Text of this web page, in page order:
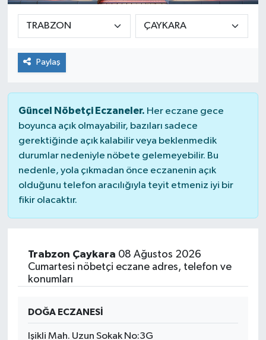
Paylaş
Güncel Nöbetçi Eczaneler. Her eczane gece
boyunca açık olmayabilir, bazıları sadece
gerektiğinde açık kalabilir veya beklenmedik
durumlar nedeniyle nöbete gelemeyebilir. Bu
nedenle, yola çıkmadan önce eczanenin açık
olduğunu telefon aracılığıyla teyit etmeniz iyi bir
fikir olacaktır.
Trabzon Çaykara 08 Ağustos 2026
Cumartesi nöbetçi eczane adres, telefon ve
konumları
DOĞA ECZANESİ
Işikli Mah. Uzun Sokak No:3G